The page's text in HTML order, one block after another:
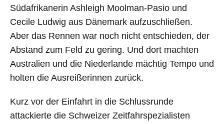
Südafrikanerin Ashleigh Moolman-Pasio und
Cecile Ludwig aus Dänemark aufzuschließen.
Aber das Rennen war noch nicht entschieden, der
Abstand zum Feld zu gering. Und dort machten
Australien und die Niederlande mächtig Tempo und
holten die Ausreißerinnen zurück.
Kurz vor der Einfahrt in die Schlussrunde
attackierte die Schweizer Zeitfahrspezialisten